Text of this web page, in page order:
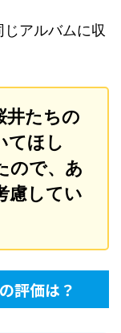
アルバムに収
井たちの
てほし
ので、あ
慮してい
評価は？